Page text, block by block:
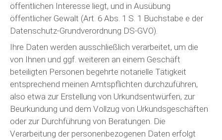
öffentlichen Interesse liegt, und in Ausübung
öffentlicher Gewalt (Art. 6 Abs. 1 S. 1 Buchstabe e der
Datenschutz-Grundverordnung DS-GVO).
Ihre Daten werden ausschließlich verarbeitet, um die
von Ihnen und ggf. weiteren an einem Geschäft
beteiligten Personen begehrte notarielle Tätigkeit
entsprechend meinen Amtspflichten durchzuführen,
also etwa zur Erstellung von Urkundsentwürfen, zur
Beurkundung und dem Vollzug von Urkundsgeschäften
oder zur Durchführung von Beratungen. Die
Verarbeitung der personenbezogenen Daten erfolgt